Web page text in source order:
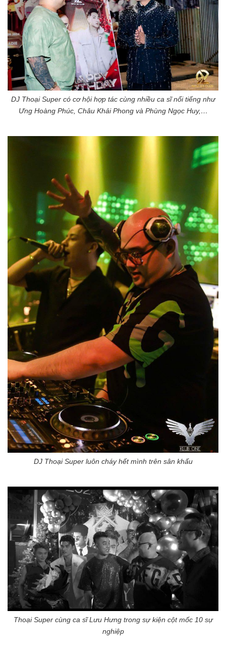
DJ Thoại Super có cơ hội hợp tác cùng nhiều ca sĩ nổi tiếng như
Ưng Hoàng Phúc, Châu Khải Phong và Phùng Ngọc Huy,…
DJ Thoại Super luôn cháy hết mình trên sân khấu
Thoại Super cùng ca sĩ Lưu Hưng trong sự kiện cột mốc 10 sự
nghiệp